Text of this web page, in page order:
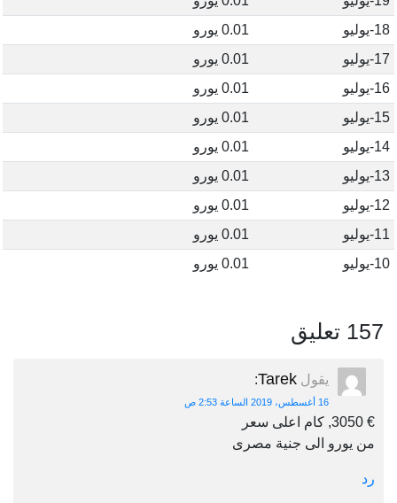
18-يوليو
0.01 يورو
17-يوليو
0.01 يورو
16-يوليو
0.01 يورو
15-يوليو
0.01 يورو
14-يوليو
0.01 يورو
13-يوليو
0.01 يورو
12-يوليو
0.01 يورو
11-يوليو
0.01 يورو
10-يوليو
0.01 يورو
157 تعليق
يقول Tarek
:
16 أغسطس، 2019 الساعة 2:53 ص
€ 3050, كام اعلى سعر
من يورو الى جنية مصرى
رد